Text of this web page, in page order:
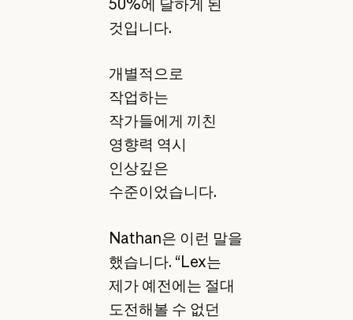
50%에 달하게 된
것입니다.
개별적으로
작업하는
작가들에게 끼친
영향력 역시
인상깊은
수준이었습니다.
Nathan은 이런 말을
했습니다. “Lex는
제가 예전에는 절대
도전해볼 수 없던